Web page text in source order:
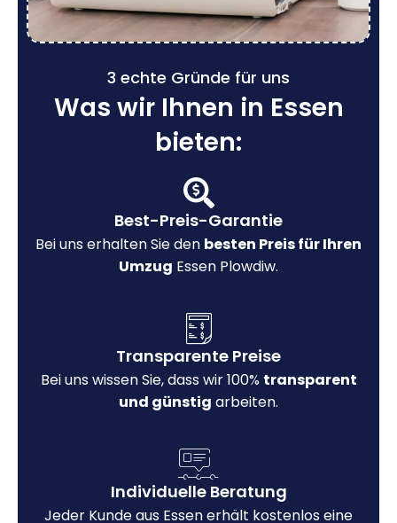
3 echte Gründe für uns
Was wir Ihnen in Essen
bieten:
Best-Preis-Garantie
Bei uns erhalten Sie den besten Preis für Ihren
Umzug Essen Plowdiw.
Transparente Preise
Bei uns wissen Sie, dass wir 100% transparent
und günstig arbeiten.
Individuelle Beratung
Jeder Kunde aus Essen erhält kostenlos eine